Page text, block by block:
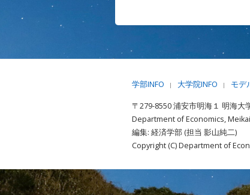
学部INFO 大学院INFO モデ
〒279-8550 浦安市明海１ 明海大
Department of Economics,
編集: 経済学部 (担当 影山純二)
Copyright (C) Department of